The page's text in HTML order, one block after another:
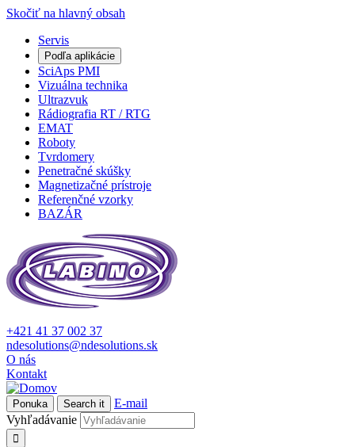
Skočiť na hlavný obsah
Servis
Podľa aplikácie
SciAps PMI
Vizuálna technika
Ultrazvuk
Rádiografia RT / RTG
EMAT
Roboty
Tvrdomery
Penetračné skúšky
Magnetizačné prístroje
Referenčné vzorky
BAZÁR
+421 41 37 002 37
ndesolutions@ndesolutions.sk
O nás
Kontakt
Ponuka Search it
E-mail
Vyhľadávanie